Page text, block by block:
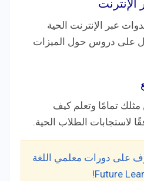
عبر الإنترنت الحية
على دروس حول الميزات
تمامًا وتعلم كيف
لاستجابات الطلاب الحية.
على دورات معلمي اللغة